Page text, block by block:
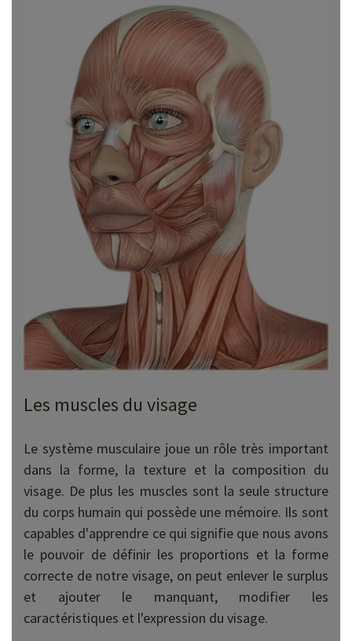
Les muscles du visage
Le système musculaire joue un rôle très important
dans la forme, la texture et la composition du
visage. De plus les muscles sont la seule structure
du corps humain qui possède une mémoire. Ils sont
capables d'apprendre ce qui signifie que nous avons
le pouvoir de définir les proportions et la forme
correcte de notre visage, on peut enlever le surplus
et ajouter le manquant, modifier les
caractéristiques et l'expression du visage.